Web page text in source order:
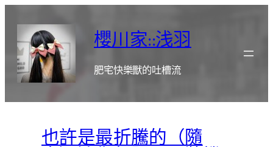
櫻川家::浅羽
肥宅快樂獸的吐槽流
也許是最折騰的（隨